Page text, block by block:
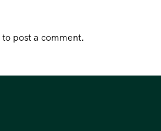
to post a comment.